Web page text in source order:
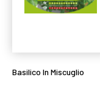
Basilico In Miscuglio